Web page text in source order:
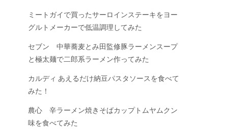
ミートガイで買ったサーロインステーキをヨー
グルトメーカーで低温調理してみた
セブン 中華蕎麦とみ田監修豚ラーメンスープ
と極太麺で二郎系ラーメン作ってみた
カルディ あえるだけ納豆パスタソースを食べて
みた！
農心 辛ラーメン焼きそばカップトムヤムクン
味を食べてみた